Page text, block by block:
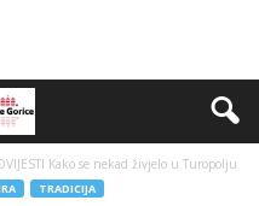
Kako se nekad živjelo u Turopolju
TRADICIJA